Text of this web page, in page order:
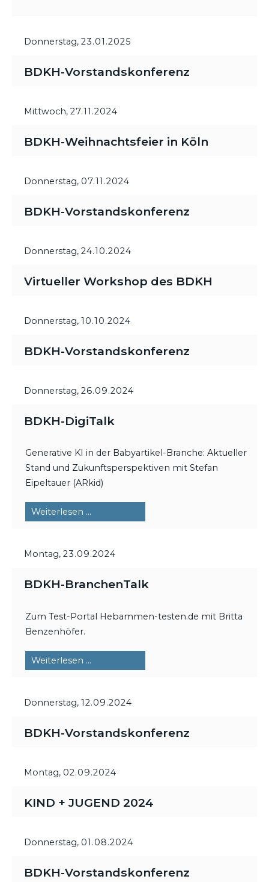
Donnerstag, 23.01.2025
BDKH-Vorstandskonferenz
Mittwoch, 27.11.2024
BDKH-Weihnachtsfeier in Köln
Donnerstag, 07.11.2024
BDKH-Vorstandskonferenz
Donnerstag, 24.10.2024
Virtueller Workshop des BDKH
Donnerstag, 10.10.2024
BDKH-Vorstandskonferenz
Donnerstag, 26.09.2024
BDKH-DigiTalk
Generative KI in der Babyartikel-Branche: Aktueller
Stand und Zukunftsperspektiven mit Stefan
Eipeltauer (ARkid)
Weiterlesen …
Montag, 23.09.2024
BDKH-BranchenTalk
Zum Test-Portal Hebammen-testen.de mit Britta
Benzenhöfer.
Weiterlesen …
Donnerstag, 12.09.2024
BDKH-Vorstandskonferenz
Montag, 02.09.2024
KIND + JUGEND 2024
Donnerstag, 01.08.2024
BDKH-Vorstandskonferenz